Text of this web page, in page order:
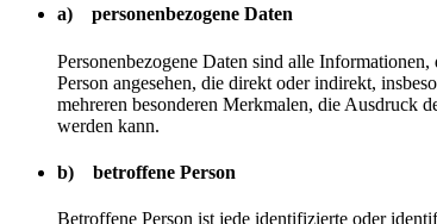
a) personenbezogene Daten
Personenbezogene Daten sind alle
Person angesehen, die direkt oder indirekt,
mehreren besonderen Merkmalen, die Ausdruck
werden kann.
b) betroffene Person
Betroffene Person ist jede identifizierte oder